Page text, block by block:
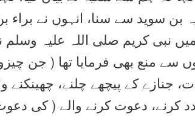
بن سوید سے سنا، انہوں نے براء
نبی کریم صلی اللہ علیہ
سے منع بھی فرمایا تھا ( جن
کے پیچھے چلنے، چھینکنے
کرنے، دعوت کرنے والے ( کی